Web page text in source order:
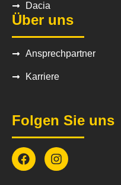
Dacia
Über uns
Ansprechpartner
Karriere
Folgen Sie uns